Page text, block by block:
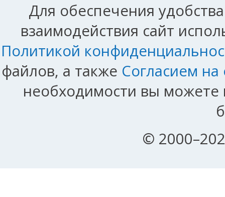
Для обеспечения
взаимодействия сайт
Политикой
файлов, а также Согласием
необходимости вы можете
©